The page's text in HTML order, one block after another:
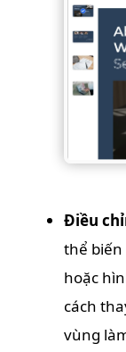
Điều
thể
hoặc
cách
vùng